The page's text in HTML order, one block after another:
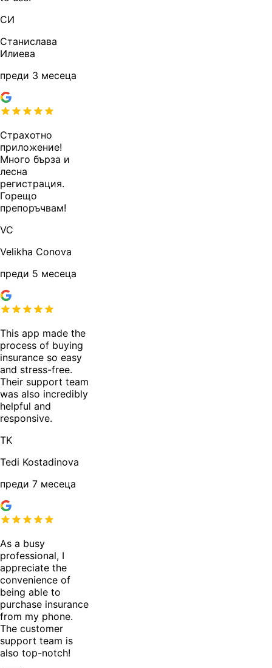
СИ
Станислава
Илиева
преди 3 месеца
Страхотно
приложение!
Много бърза и
лесна
регистрация.
Горещо
препоръчвам!
VC
Velikha Conova
преди 5 месеца
This app made the
process of buying
insurance so easy
and stress-free.
Their support team
was also incredibly
helpful and
responsive.
TK
Tedi Kostadinova
преди 7 месеца
As a busy
professional, I
appreciate the
convenience of
being able to
purchase insurance
from my phone.
The customer
support team is
also top-notch!